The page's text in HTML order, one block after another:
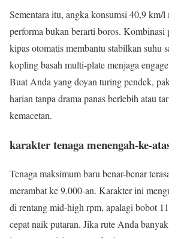
Sementara itu, angka konsumsi 40,9 km/
performa bukan berarti boros. Kombinasi
kipas otomatis membantu stabilkan suhu
kopling basah multi-plate menjaga
Buat Anda yang doyan turing pendek,
harian tanpa drama panas berlebih atau
kemacetan.
karakter tenaga menengah-ke-
Tenaga maksimum baru benar-benar
merambat ke 9.000-an. Karakter ini
di rentang mid-high rpm, apalagi bobot
cepat naik putaran. Jika rute Anda